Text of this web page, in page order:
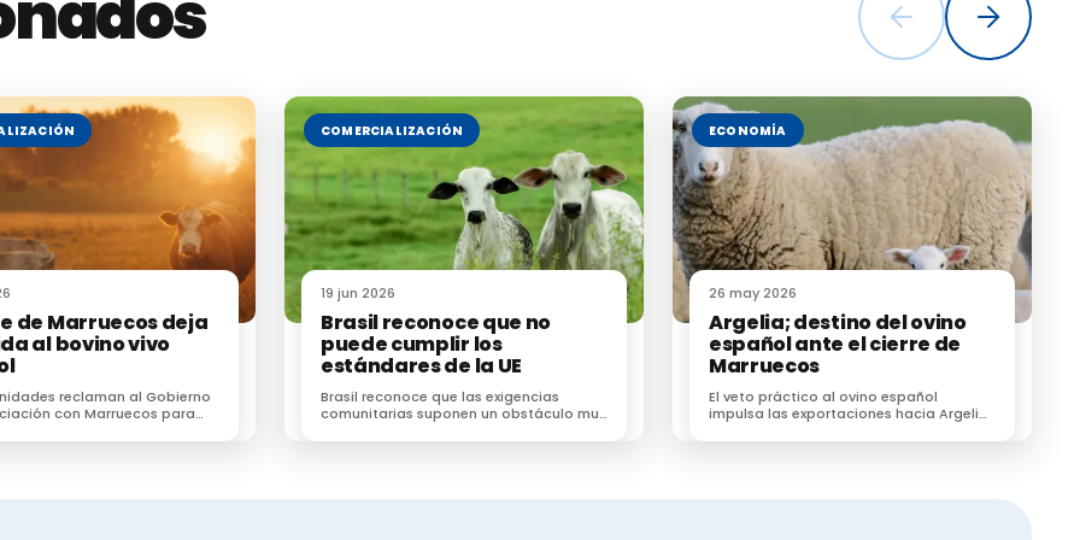
al día siguiente de la publicación del extracto de la
de Castilla y León
de Marruecos deja
al bovino vivo
reclaman al Gobierno
con Marruecos para
de ganado
COMERCIALIZACIÓN
19 jun 2026
Brasil reconoce que no
puede cumplir los
estándares de la UE
Brasil reconoce que las exigencias
comunitarias suponen un obstáculo muy
brasileño
ECONOMÍA
26 may 2026
Argelia; destino del ovino
español ante el cierre de
Marruecos
El veto práctico al ovino español
impulsa las exportaciones hacia Argelia
del Sacrificio